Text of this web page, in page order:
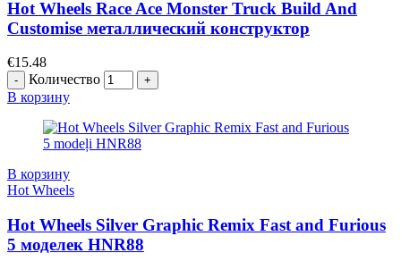
Hot Wheels Race Ace Monster Truck Build And
Customise металлический конструктор
€15.48
Количество
В корзину
В корзину
Hot Wheels
Hot Wheels Silver Graphic Remix Fast and Furious
5 моделек HNR88